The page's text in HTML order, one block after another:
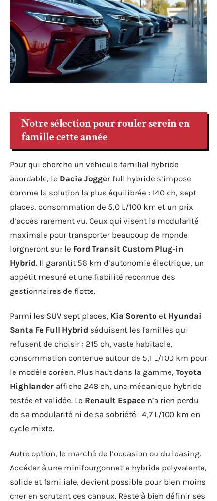
Notre sélection pour rouler serein en
famille cette année
Pour qui cherche un véhicule familial hybride
abordable, le Dacia Jogger full hybride s’impose
comme la solution la plus équilibrée : 140 ch, sept
places, consommation de 5,0 L/100 km et un prix
d’accès rarement vu. Ceux qui visent la modularité
maximale pour transporter beaucoup de monde
lorgneront sur le Ford Transit Custom Plug-in
Hybrid. Il garantit 56 km d’autonomie électrique, un
appétit mesuré et une fiabilité reconnue des
gestionnaires de flotte.
Parmi les SUV sept places, Kia Sorento et Hyundai
Santa Fe Full Hybrid séduisent les familles qui
refusent de choisir : 215 ch, vaste habitacle,
consommation contenue autour de 5,1 L/100 km pour
le modèle coréen. Plus haut dans la gamme, Toyota
Highlander affiche 248 ch, une mécanique hybride
testée et validée. Le Renault Espace n’a rien perdu
de sa modularité ni de sa sobriété : 4,7 L/100 km en
cycle mixte.
Autre option, le marché de l’occasion ou du leasing.
Accéder à une minifourgonnette hybride polyvalente,
solide et familiale, devient possible pour bien moins
cher en scrutant ces canaux. Reste à bien définir ses